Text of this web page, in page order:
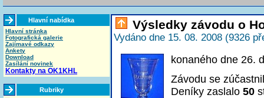
Hlavní nabídka
Hlavní stránka
Fotografická galerie
Zajímavé odkazy
Ankety
Download
Zasílání novinek
Kontakty na OK1KHL
Rubriky
Výsledky závodu o
Vydáno dne 15. 08. 2008 (9326
konaného dne 26.
Závodu se
Deníky zaslalo 50